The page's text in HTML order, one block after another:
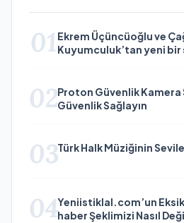
01 Ekrem Üçüncüoğlu ve
Kuyumculuk’tan yeni bir
02Proton Güvenlik
Güvenlik Sağlayın
03Türk Halk Müziğinin
04Yeniistiklal.com’un
haber Şeklimizi Nasıl